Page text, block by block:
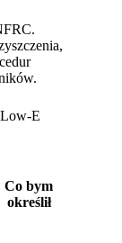
Low-E
Co bym
określił